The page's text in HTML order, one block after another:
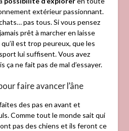
extérieur passionnant.
pas tous. Si vous pensez
prêt à marcher en laisse
est trop peureux, que les
lui suffisent. Vous avez
ça ne fait pas de mal d’essayer.
faire avancer l’âne
des pas en avant et
Comme tout le monde sait qui
pas des chiens et ils feront ce